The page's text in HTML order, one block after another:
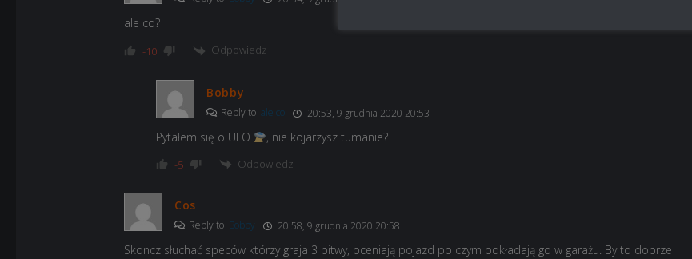
ale co?
-10 Odpowiedz
Bobby
Reply to ale co 20:53, 9 grudnia 2020 20:53
Pytałem się o UFO , nie kojarzysz tumanie?
-5 Odpowiedz
Cos
Reply to Bobby 20:58, 9 grudnia 2020 20:58
Skoncz słuchać speców którzy graja 3 bitwy, oceniają pojazd po czym odkładają go w garażu. By to dobrze